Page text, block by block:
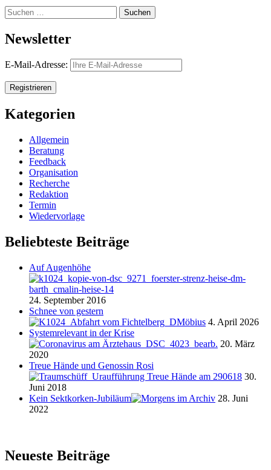
Suchen
nach:
Newsletter
E-Mail-Adresse:
Kategorien
Allgemein
Beratung
Feedback
Organisation
Recherche
Redaktion
Termin
Wiedervorlage
Beliebteste Beiträge
Auf Augenhöhe
24. September 2016
Schnee von gestern
4. April 2026
Systemrelevant in der Krise
20. März
2020
Treue Hände und Genossin Rosi
30.
Juni 2018
Kein Sektkorken-Jubiläum
28. Juni
2022
Neueste Beiträge